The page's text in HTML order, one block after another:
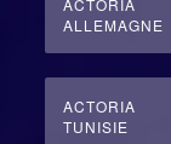
ACTORIA
ALLEMAGNE
ACTORIA
TUNISIE